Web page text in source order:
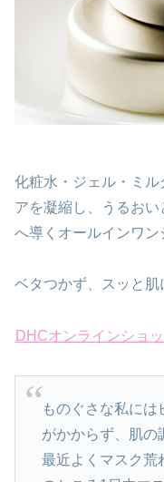
化粧水・ジェル・ミ
アを凝縮し、うるお
へ導くオールインワン
ベタつかず、スッと肌
DHCオンラインショ
ものぐさな私には
がかからず、肌の
最近よくマスク荒